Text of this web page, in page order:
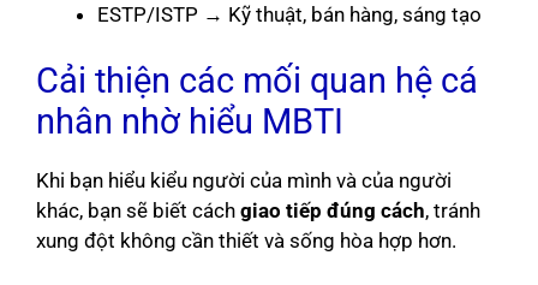
ESTP/ISTP → Kỹ thuật, bán hàng, sáng tạo
Cải thiện các mối quan hệ cá
nhân nhờ hiểu MBTI
Khi bạn hiểu kiểu người của mình và của người
khác, bạn sẽ biết cách giao tiếp đúng cách, tránh
xung đột không cần thiết và sống hòa hợp hơn.